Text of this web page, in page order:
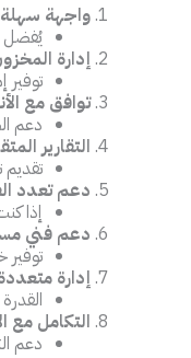
واجهة سهلة
يُفضل
إدارة
توفير
توافق مع
دعم
التقارير
تقديم
دعم تعدد
إذا
دعم فني
إدارة
التكامل مع
دعم